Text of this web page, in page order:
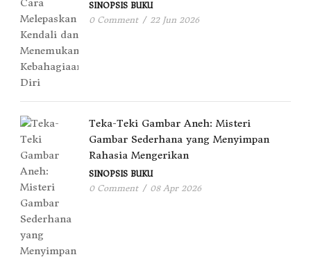
SINOPSIS BUKU
0 Comment / 22 Jun 2026
Teka-Teki Gambar Aneh: Misteri
Gambar Sederhana yang Menyimpan
Rahasia Mengerikan
SINOPSIS BUKU
0 Comment / 08 Apr 2026